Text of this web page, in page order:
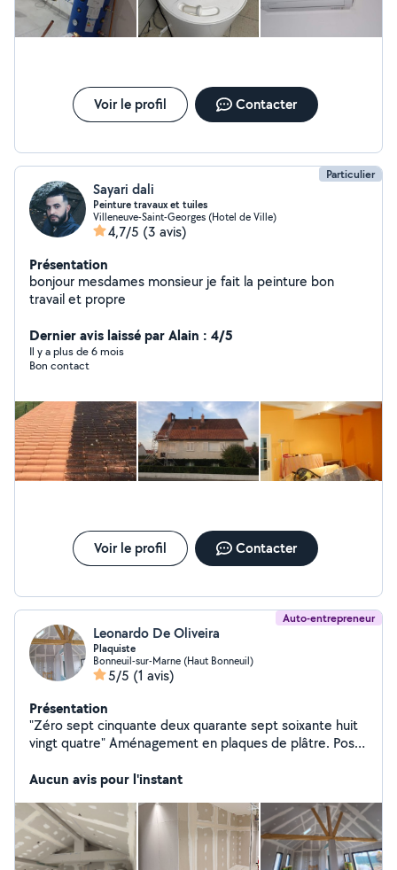
Voir le profil Contacter
Particulier
Sayari dali
Peinture travaux et tuiles
Villeneuve-Saint-Georges (Hotel de Ville)
4,7/5 (3 avis)
Présentation
bonjour mesdames monsieur je fait la peinture bon
travail et propre
Dernier avis laissé par Alain : 4/5
Il y a plus de 6 mois
Bon contact
Voir le profil Contacter
Auto-entrepreneur
Leonardo De Oliveira
Plaquiste
Bonneuil-sur-Marne (Haut Bonneuil)
5/5 (1 avis)
Présentation
"Zéro sept cinquante deux quarante sept soixante huit
vingt quatre" Aménagement en plaques de plâtre. Pose
dalles. Plaquisterie générale. Professional 100%
Aucun avis pour l'instant